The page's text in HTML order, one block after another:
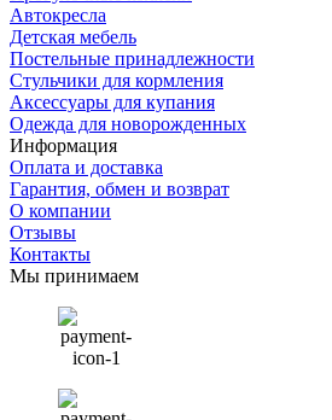
Автокресла
Детская мебель
Постельные принадлежности
Стульчики для кормления
Аксессуары для купания
Одежда для новорожденных
Информация
Оплата и доставка
Гарантия, обмен и возврат
О компании
Отзывы
Контакты
Мы принимаем